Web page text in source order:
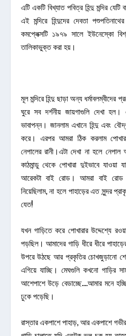
এটি একটি বিখ্যাত পবিত্র হিন্দু মন্দির
এই মন্দিরে হিন্দুদের দেবতা
কমপ্লেক্সটি ১৯৭৯ সালে ইউনেস্কো
তালিকাভুক্ত করা হয়।
মূল মন্দিরে হিন্দু ছাড়া অন্য ধর্মাবলম্বীদের
ঘুরে সব দর্শনীয় জায়গাগুলি দেখা
ভাবাপন্ন। জানলাম এখানে হিন্দু এবং
করে। এরপর আমরা ঠিক করলাম
নেপালের রানী।এটা দেখা না হলে
কাঠমান্ডু থেকে পোখারা দুইভাবে
আরেকটা বাই রোড। আমরা বাই রোড
নিয়েছিলাম, না হলে পাহাড়ের এত সুন্দর
যেত!
যখন গাড়িতে করে পোখারার উদ্দেশ্যে
পড়ছিল। আমাদের গাড়ি ধীরে ধীরে
উপরে উঠছে আর প্রকৃতির চোখজুড়ানো
এগিয়ে যাচ্ছি। মেঘগুলি কখনো
আশেপাশে উড়ে বেডাচ্ছে….আমার মনে
ঢুকে পড়েছি।
রাস্তার একপাশে পাহাড়, আর একপাশে